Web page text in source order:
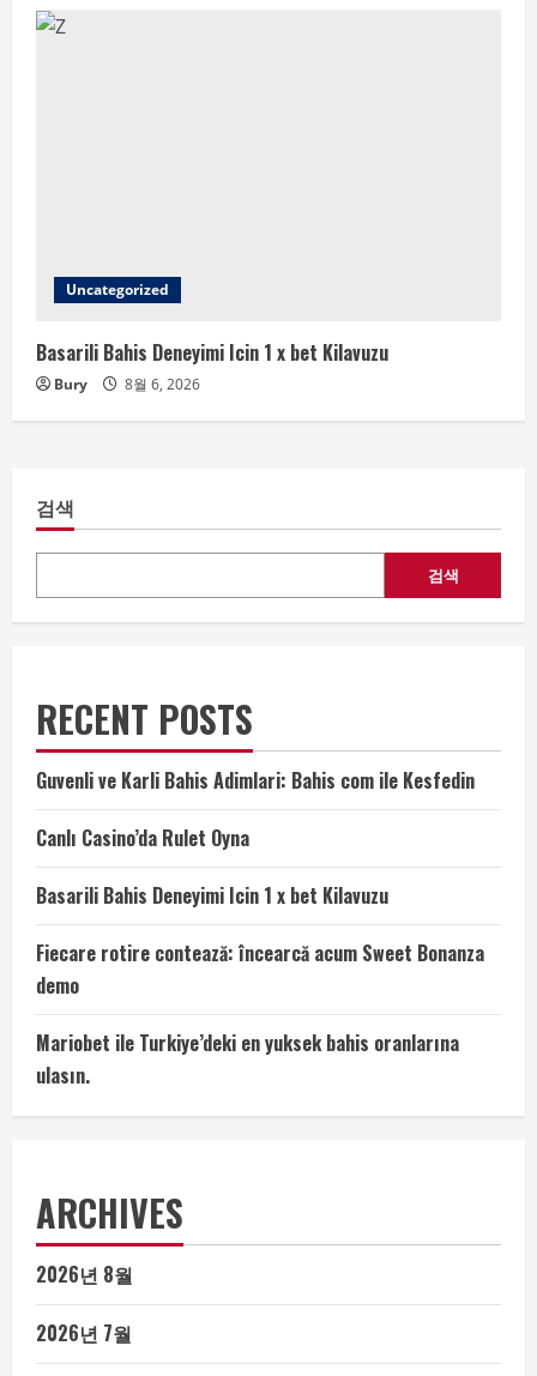
Uncategorized
Basarili Bahis Deneyimi Icin 1 x bet Kilavuzu
Bury 8월 6, 2026
검색
검색
RECENT POSTS
Guvenli ve Karli Bahis Adimlari: Bahis com ile Kesfedin
Canlı Casino’da Rulet Oyna
Basarili Bahis Deneyimi Icin 1 x bet Kilavuzu
Fiecare rotire contează: încearcă acum Sweet Bonanza
demo
Mariobet ile Turkiye’deki en yuksek bahis oranlarına
ulasın.
ARCHIVES
2026년 8월
2026년 7월